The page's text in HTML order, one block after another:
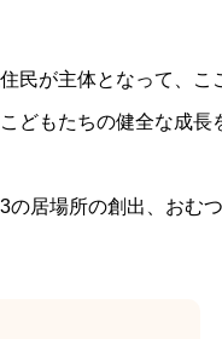
民が主体となって、
どもたちの健全な成
居場所の創出、おむ